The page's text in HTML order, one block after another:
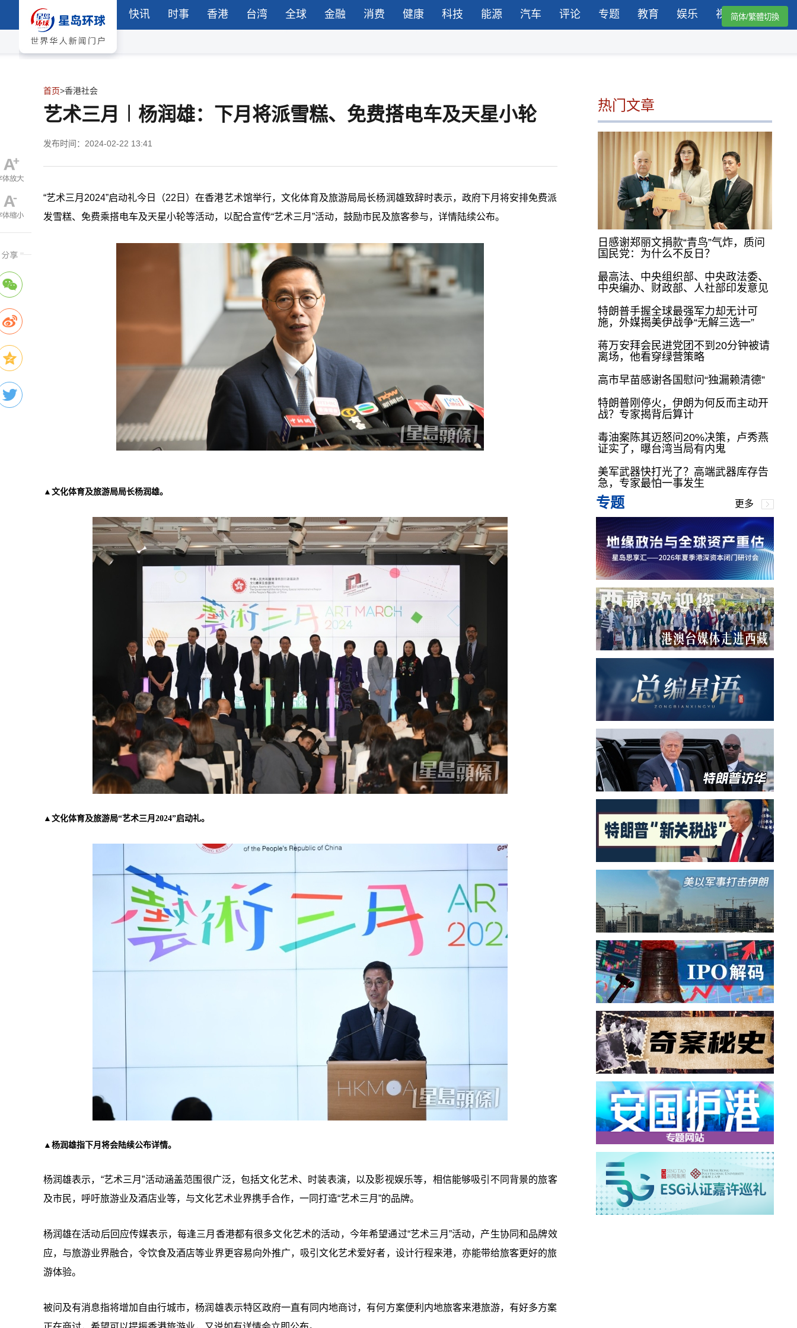
快讯 时事 香港 台湾 全球 金融 消费 健康 科技 能源 汽车 评论 专题 教育 娱乐 视频简体/繁體切換
首页>香港社会
艺术三月︱杨润雄：下月将派雪糕、免费搭电车及天星小轮
发布时间：2024-02-22 13:41
“艺术三月2024”启动礼今日（22日）在香港艺术馆举行，文化体育及旅游局局长杨润雄致辞时表示，政府下月将安排免费派
发雪糕、免费乘搭电车及天星小轮等活动，以配合宣传“艺术三月”活动，鼓励市民及旅客参与，详情陆续公布。
▲文化体育及旅游局局长杨润雄。
▲文化体育及旅游局“艺术三月2024”启动礼。
▲杨润雄指下月将会陆续公布详情。
杨润雄表示，“艺术三月”活动涵盖范围很广泛，包括文化艺术、时装表演，以及影视娱乐等，相信能够吸引不同背景的旅客
及市民，呼吁旅游业及酒店业等，与文化艺术业界携手合作，一同打造“艺术三月”的品牌。
杨润雄在活动后回应传媒表示，每逢三月香港都有很多文化艺术的活动，今年希望通过“艺术三月”活动，产生协同和品牌效
应，与旅游业界融合，令饮食及酒店等业界更容易向外推广，吸引文化艺术爱好者，设计行程来港，亦能带给旅客更好的旅
游体验。
被问及有消息指将增加自由行城市，杨润雄表示特区政府一直有同内地商讨，有何方案便利内地旅客来港旅游，有好多方案
热门文章
日感谢郑丽文捐款“青鸟”气炸，质问
国民党：为什么不反日？
最高法、中央组织部、中央政法委、
中央编办、财政部、人社部印发意见
特朗普手握全球最强军力却无计可
施，外媒揭美伊战争“无解三选一”
蒋万安拜会民进党团不到20分钟被请
离场，他看穿绿营策略
高市早苗感谢各国慰问“独漏赖清德”
特朗普刚停火，伊朗为何反而主动开
战？专家揭背后算计
毒油案陈其迈怒问20%决策，卢秀燕
证实了，曝台湾当局有内鬼
美军武器快打光了？高端武器库存告
急，专家最怕一事发生
专题 更多